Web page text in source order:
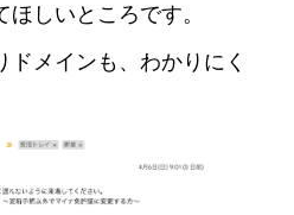
しいところです。
ドメインも、わかりにく